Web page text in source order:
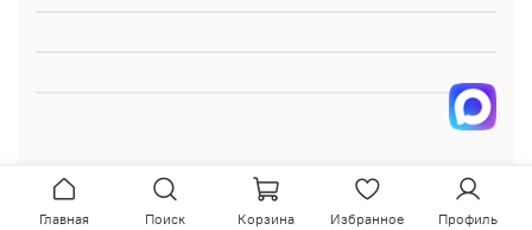
Главная Поиск Корзина Избранное Профиль